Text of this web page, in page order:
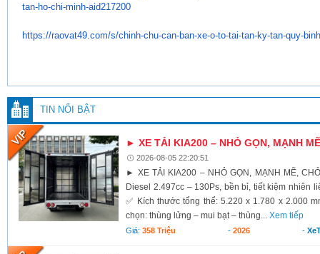
tan-ho-chi-minh-aid217200
https://raovat49.com/s/chinh-chu-can-ban-xe-o-to-tai-tan-ky-tan-quy-
TIN NỔI BẬT
► XE TẢI KIA200 – NHỎ GỌN, MẠNH
2026-08-05 22:20:51
► XE TẢI KIA200 – NHỎ GỌN, MẠNH MẼ,
Diesel 2.497cc – 130Ps, bền bỉ, tiết kiệm nhiên
✅ Kích thước tổng thể: 5.220 x 1.780 x 2.000
chọn: thùng lửng – mui bạt – thùng...Xem tiếp
Giá:358 Triệu -2026 -